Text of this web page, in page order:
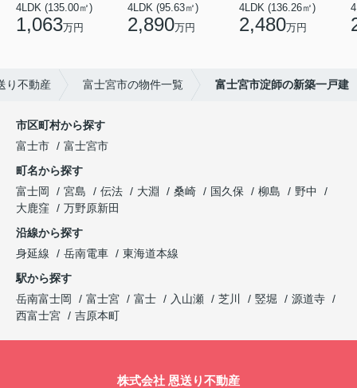
4LDK (135.00㎡)
1,063万円
4LDK (95.63㎡)
2,890万円
4LDK (136.26㎡)
2,480万円
り不動産 富士宮市の物件一覧 富士宮市淀師の新築一戸建
市区町村から探す
富士市
富士宮市
町名から探す
富士岡
宮島 伝法 大淵 桑崎 国久保 柳島
野中
大鹿窪
万野原新田
沿線から探す
身延線
岳南電車
東海道本線
駅から探す
岳南富士岡
富士宮 富士 入山瀬 芝川 竪堀
源道寺
西富士宮
吉原本町
株式会社 恩送り不動産